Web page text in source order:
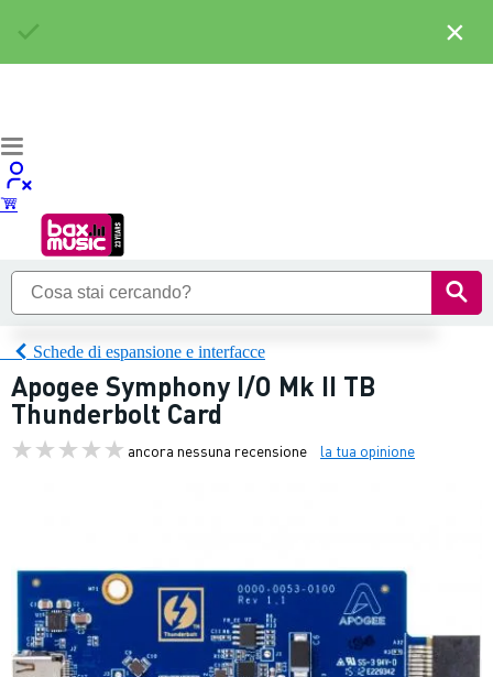
Schede di espansione e interfacce
Apogee Symphony I/O Mk II TB
Thunderbolt Card
ancora nessuna recensione la tua opinione
×